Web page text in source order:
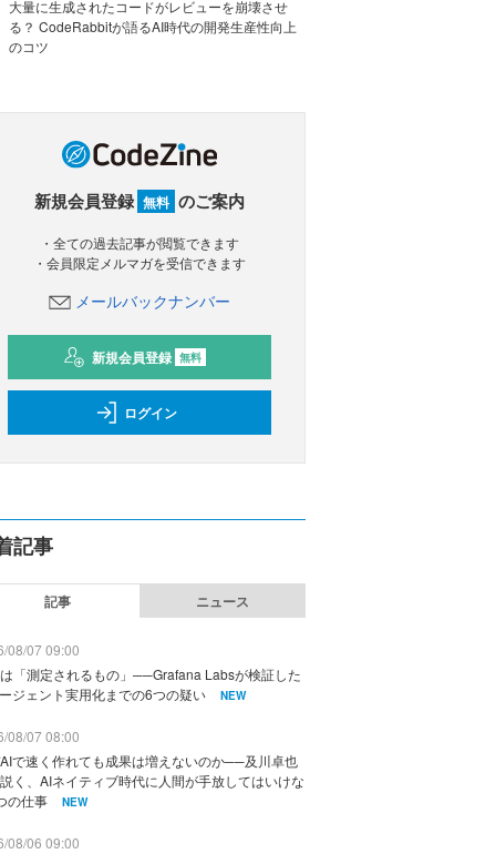
大量に生成されたコードがレビューを崩壊させ
る？ CodeRabbitが語るAI時代の開発生産性向上
のコツ
新規会員登録 無料 のご案内
・全ての過去記事が閲覧できます
・会員限定メルマガを受信できます
メールバックナンバー
新規会員登録 無料
ログイン
記事
記事 ニュース
08/07 09:00
「測定されるもの」──Grafana Labsが検証した
ジェント実用化までの6つの疑い
NEW
08/07 08:00
で速く作れても成果は増えないのか──及川卓也
く、AIネイティブ時代に人間が手放してはいけな
の仕事
NEW
08/06 09:00